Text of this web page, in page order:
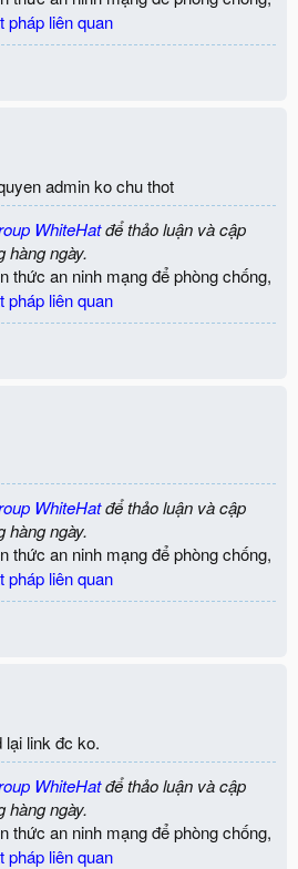
pháp liên quan
admin ko chu thot
WhiteHatđể thảo luận và cập
hàng ngày.
thức an ninh mạng để phòng chống,
pháp liên quan
WhiteHatđể thảo luận và cập
hàng ngày.
thức an ninh mạng để phòng chống,
pháp liên quan
lại link đc ko.
WhiteHatđể thảo luận và cập
hàng ngày.
thức an ninh mạng để phòng chống,
pháp liên quan